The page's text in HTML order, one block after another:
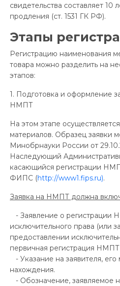
свидетельства составляет 10
продления (ст. 1531 ГК РФ).
Этапы
Регистрацию наименования
товара можно разделить на
этапов:
1. Подготовка и оформление
НМПТ
На этом этапе
материалов. Образец заявки
Минобрнауки России от
Наследующий
касающийся регистрации
ФИПС (http://www1.fips.ru).
Заявка на НМПТ должна
- Заявление о регистрации
исключительного права (или
предоставлении
первичная регистрация НМПТ
- Указание на заявителя, его
нахождения.
- Обозначение, заявляемое